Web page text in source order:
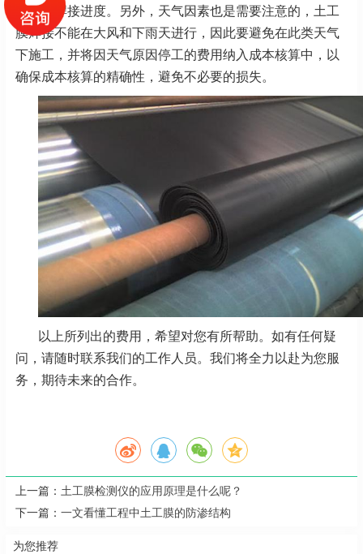
理安排焊接进度。另外，天气因素也是需要注意的，土工
膜焊接不能在大风和下雨天进行，因此要避免在此类天气
下施工，并将因天气原因停工的费用纳入成本核算中，以
确保成本核算的精确性，避免不必要的损失。
以上所列出的费用，希望对您有所帮助。如有任何疑
问，请随时联系我们的工作人员。我们将全力以赴为您服
务，期待未来的合作。
上一篇： 土工膜检测仪的应用原理是什么呢？
下一篇： 一文看懂工程中土工膜的防渗结构
为您推荐